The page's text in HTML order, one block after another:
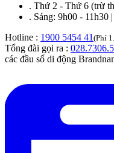
. Thứ 2 - Thứ 6 (trừ
. Sáng: 9h00 - 11h30
Hotline : 1900 5454 41(Phí
Tổng đài gọi ra :
các đầu số di động